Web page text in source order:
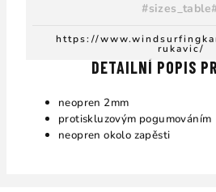
DETAILNÍ POPIS
neopren 2mm
protiskluzovým pogumováním
neopren okolo zapěsti
https://
rukavic/